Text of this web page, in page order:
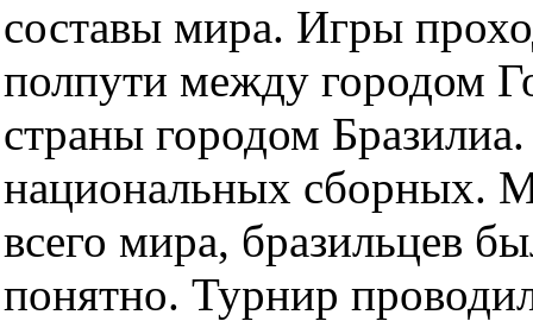
составы мира. Игры
полпути между городом
страны городом
национальных сборных.
всего мира, бразильцев
понятно. Турнир